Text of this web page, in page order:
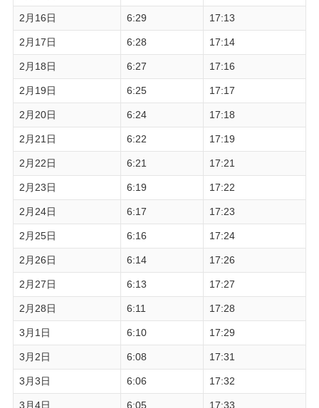
2月16日 6:29 17:13
2月17日 6:28 17:14
2月18日 6:27 17:16
2月19日 6:25 17:17
2月20日 6:24 17:18
2月21日 6:22 17:19
2月22日 6:21 17:21
2月23日 6:19 17:22
2月24日 6:17 17:23
2月25日 6:16 17:24
2月26日 6:14 17:26
2月27日 6:13 17:27
2月28日 6:11 17:28
3月1日 6:10 17:29
3月2日 6:08 17:31
3月3日 6:06 17:32
3月4日 6:05 17:33